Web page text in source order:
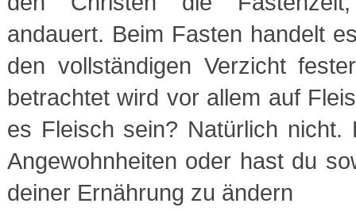
andauert. Beim Fasten handelt
den vollständigen Verzicht
betrachtet wird vor allem auf
es Fleisch sein? Natürlich nicht.
Angewohnheiten oder hast du
deiner Ernährung zu ändern